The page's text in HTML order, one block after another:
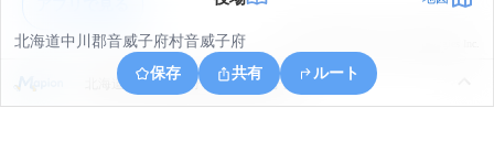
北海道中川郡音威子府村音威子府
保存
共有 ルート
北海道中川郡音威子府村字音威子府